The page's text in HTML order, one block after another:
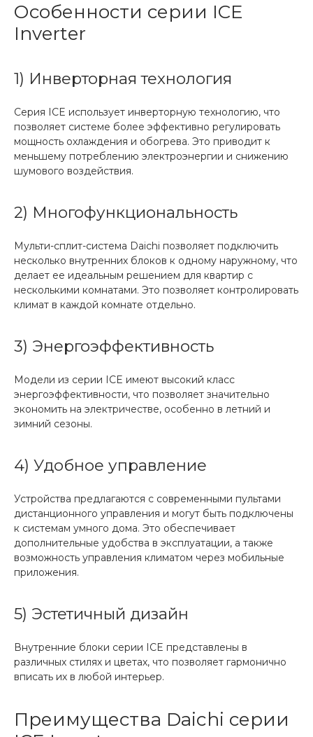
Особенности серии ICE
Inverter
1) Инверторная технология
Серия ICE использует инверторную технологию, что
позволяет системе более эффективно регулировать
мощность охлаждения и обогрева. Это приводит к
меньшему потреблению электроэнергии и снижению
шумового воздействия.
2) Многофункциональность
Мульти-сплит-система Daichi позволяет подключить
несколько внутренних блоков к одному наружному, что
делает ее идеальным решением для квартир с
несколькими комнатами. Это позволяет контролировать
климат в каждой комнате отдельно.
3) Энергоэффективность
Модели из серии ICE имеют высокий класс
энергоэффективности, что позволяет значительно
экономить на электричестве, особенно в летний и
зимний сезоны.
4) Удобное управление
Устройства предлагаются с современными пультами
дистанционного управления и могут быть подключены
к системам умного дома. Это обеспечивает
дополнительные удобства в эксплуатации, а также
возможность управления климатом через мобильные
приложения.
5) Эстетичный дизайн
Внутренние блоки серии ICE представлены в
различных стилях и цветах, что позволяет гармонично
вписать их в любой интерьер.
Преимущества Daichi серии